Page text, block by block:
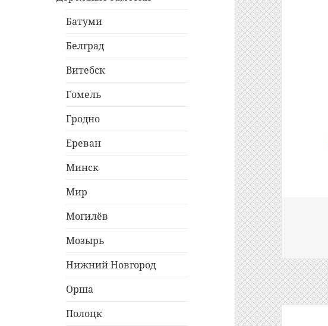
Батуми
Белград
Витебск
Гомель
Гродно
Ереван
Минск
Мир
Могилёв
Мозырь
Нижний Новгород
Орша
Полоцк